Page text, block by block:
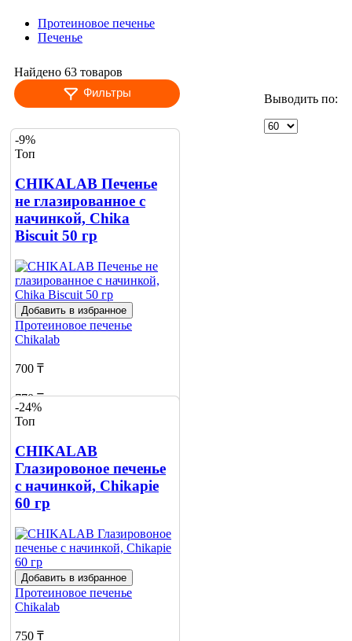
Протеиновое печенье
Печенье
Найдено 63 товаров
Фильтры
Выводить по:
-9%
Топ
CHIKALAB Печенье
не глазированное с
начинкой, Chika
Biscuit 50 гр
Добавить в избранное
Протеиновое печенье
Chikalab
700 ₸
770 ₸
Добавить в корзину
-24%
Топ
CHIKALAB
Глазировоное печенье
с начинкой, Chikapie
60 гр
Добавить в избранное
Протеиновое печенье
Chikalab
750 ₸